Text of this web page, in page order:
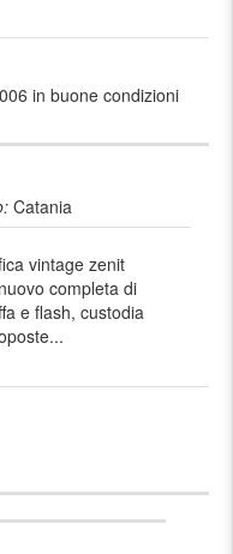
in buone condizioni
Catania
vintage zenit
completa di
e flash, custodia